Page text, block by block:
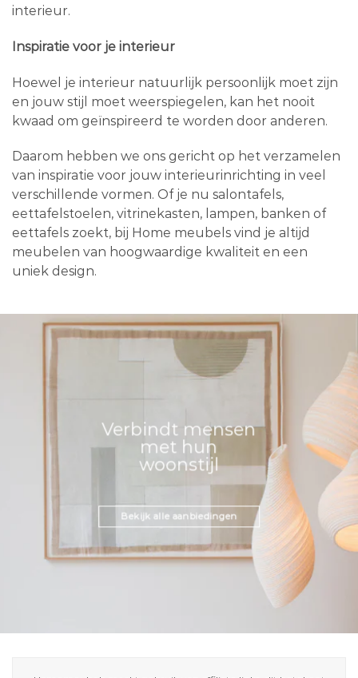
interieur.
Inspiratie voor je interieur
Hoewel je interieur natuurlijk persoonlijk moet zijn
en jouw stijl moet weerspiegelen, kan het nooit
kwaad om geïnspireerd te worden door anderen.
Daarom hebben we ons gericht op het verzamelen
van inspiratie voor jouw interieurinrichting in veel
verschillende vormen. Of je nu salontafels,
eettafelstoelen, vitrinekasten, lampen, banken of
eettafels zoekt, bij Home meubels vind je altijd
meubelen van hoogwaardige kwaliteit en een
uniek design.
Verbindt mensen
met hun
woonstijl
Bekijk alle aanbiedingen